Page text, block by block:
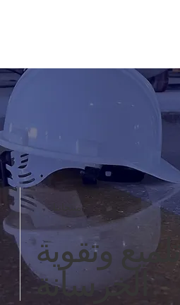
منتجاتنا
تلميع وتقوية
الخرسانة